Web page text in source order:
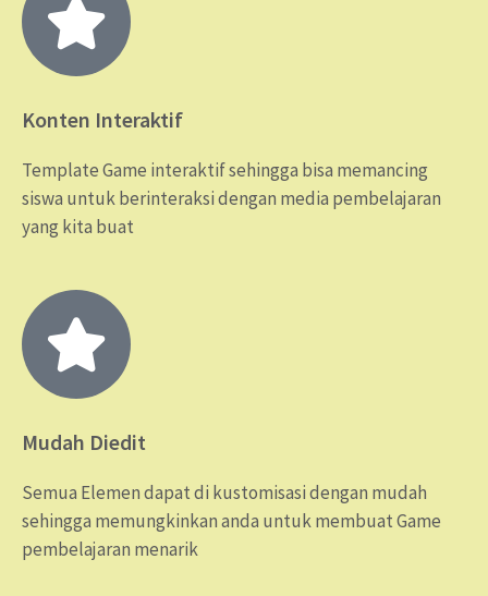
Konten Interaktif
Template Game interaktif sehingga bisa memancing
siswa untuk berinteraksi dengan media pembelajaran
yang kita buat
Mudah Diedit
Semua Elemen dapat di kustomisasi dengan mudah
sehingga memungkinkan anda untuk membuat Game
pembelajaran menarik